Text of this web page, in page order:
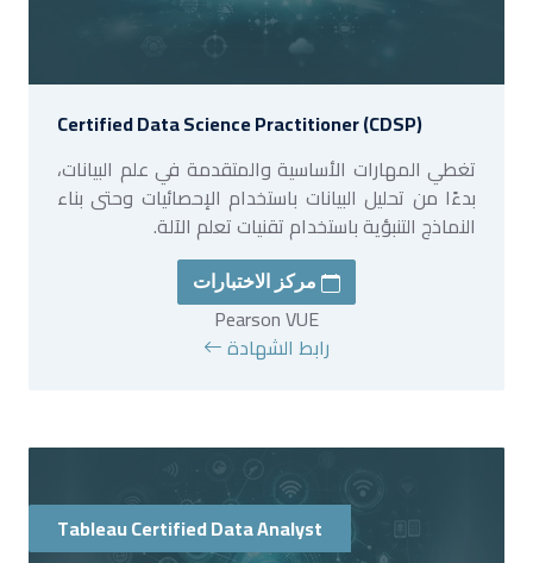
Certified Data Science Practitioner (CDSP)
تغطي المهارات الأساسية والمتقدمة في علم البيانات،
بدءًا من تحليل البيانات باستخدام الإحصائيات وحتى بناء
النماذج التنبؤية باستخدام تقنيات تعلم الآلة.
مركز الاختبارات
Pearson VUE
رابط الشهادة
Tableau Certified Data Analyst